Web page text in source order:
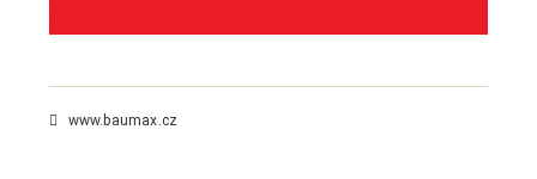
www.baumax.cz